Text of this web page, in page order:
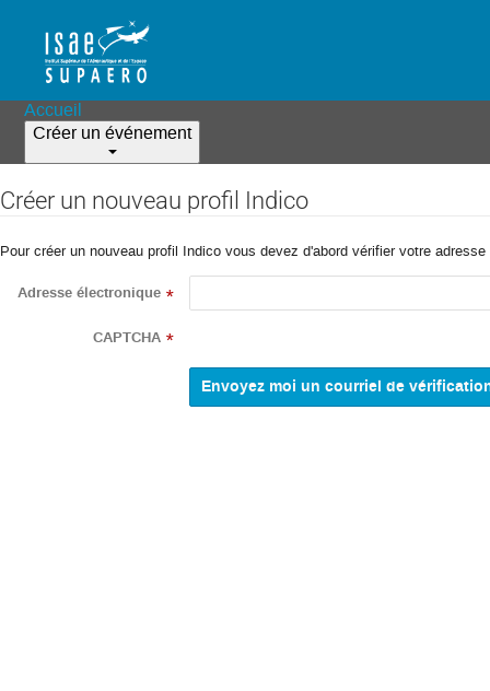
Accueil
Créer un événement
Créer un nouveau profil Indico
Pour créer un nouveau profil Indico vous devez d'abord vérifier votre
Adresse électronique *
CAPTCHA *